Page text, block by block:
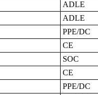
ADLE
ADLE
PPE/DC
CE
SOC
CE
PPE/DC